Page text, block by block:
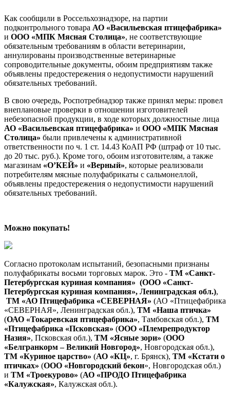
Как сообщили в Россельхознадзоре, на партии
подконтрольного товара АО «Васильевская птицефабрика»
и ООО «МПК Мясная Столица», не соответствующие
обязательным требованиям в области ветеринарии,
аннулированы производственные ветеринарные
сопроводительные документы, обоим предприятиям также
объявлены предостережения о недопустимости нарушений
обязательных требований.
В свою очередь, Роспотребнадзор также принял меры: провел
внеплановые проверки в отношении изготовителей
небезопасной продукции, в ходе которых должностные лица
АО «Васильевская птицефабрика» и ООО «МПК Мясная
Столица» были привлечены к административной
ответственности по ч. 1 ст. 14.43 КоАП РФ (штраф от 10 тыс.
до 20 тыс. руб.). Кроме того, обоим изготовителям, а также
магазинам «О’КЕЙ» и «Верный», которые реализовали
потребителям мясные полуфабрикаты с сальмонеллой,
объявлены предостережения о недопустимости нарушений
обязательных требований.
Можно покупать!
Согласно протоколам испытаний, безопасными признаны
полуфабрикаты восьми торговых марок. Это - ТМ «Санкт-
Петербургская куриная компания» (ООО «Санкт-
Петербургская куриная компания», Ленинградская обл.),
ТМ «АО Птицефабрика «СЕВЕРНАЯ» (АО «Птицефабрика
«СЕВЕРНАЯ», Ленинградская обл.), ТМ «Наша птичка»
(ОАО «Токаревская птицефабрика», Тамбовская обл.), ТМ
«Птицефабрика «Псковская» (ООО «Племрепродуктор
Назия», Псковская обл.), ТМ «Ясные зори» (ООО
«Белгранкорм – Великий Новгород», Новгородская обл.),
ТМ «Куриное царство» (АО «КЦ», г. Брянск), ТМ «Кстати о
птичках» (ООО «Новгородский бекон», Новгородская обл.)
и ТМ «Троекурово» (АО «ПРОДО Птицефабрика
«Калужская», Калужская обл.).